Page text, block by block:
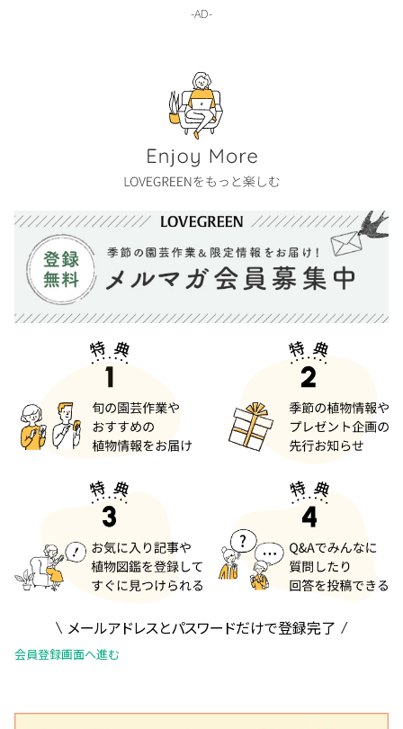
メールアドレスとパスワードだけで登録完了
会員登録画面へ進む